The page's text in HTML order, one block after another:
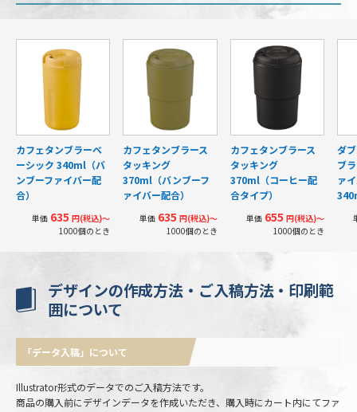
カフェタンブラーベ
ーシック 340ml（バ
ンブーファイバー配
合）
単価 635円(税込)〜
1000個のとき
カフェタンブラース
タッキング
370ml（バンブーフ
ァイバー配合）
単価635 円(税込)〜
1000個のとき
カフェタンブラース
タッキング
370ml（コーヒー配
合タイプ）
単価655 円(税込)〜
1000個のとき
ダ
ブ
ァ
デザインの作成方法・ご入稿方法・印刷範
囲について
「データ入稿」について
Illustrator形式のデータでのご入稿方法です。
商品の購入前にデザインデータを作成いただき、購入時にカート内にてファ